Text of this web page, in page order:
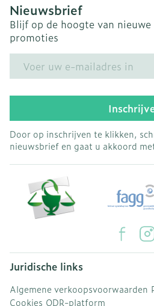
Nieuwsbrief
Blijf op de hoogte van
promoties
Door op inschrijven te klikken,
nieuwsbrief en gaat u akkoord
Juridische links
Algemene verkoopsvoorwaarden
Cookies ODR-platform